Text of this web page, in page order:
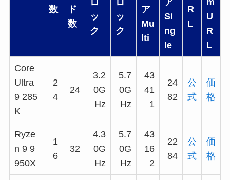
数
ド
数
ッ
ク
ッ
ク
ア
Mu
lti
Si
ng
le
R
L
U
R
L
Core
Ultra
9 285
K
2
4
24
3.2
0G
Hz
5.7
0G
Hz
43
41
1
24
82
公
式
価
格
Ryze
n 9 9
950X
1
6
32
4.3
0G
Hz
5.7
0G
Hz
43
16
2
22
84
公
式
価
格